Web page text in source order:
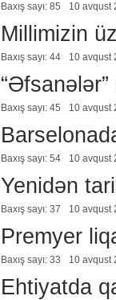
Baxış sayı: 85 10 avqust
Millimizin
Baxış sayı: 44 10 avqust
“Əfsanələr”
Baxış sayı: 45 10 avqust
Baxış sayı: 54 10 avqust
Yenidən
Baxış sayı: 37 10 avqust
Premyer
Baxış sayı: 33 10 avqust
Ehtiyatda